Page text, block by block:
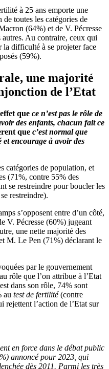
à 25 ans emporte une
toutes les catégories de
(64%) et de V. Pécresse
Au contraire, ceux qui
la difficulté à se projeter face
(59%).
une majorité
de l’Etat
que ce n’est pas le rôle de
des enfants, chacun fait ce
que c’est normal que
encourage à avoir des
catégories de population, et
(71%, contre 55% des
se restreindre pour boucler les
restreindre).
s’opposent entre d’un côté,
V. Pécresse (60%) jugeant
une nette majorité des
M. Le Pen (71%) déclarant le
par le gouvernement
rôle que l’on attribue à l’Etat
dans son rôle, 74% sont
au test de fertilité(contre
rejettent l’action de l’Etat sur
en force dans le débat public
annoncé pour 2023, qui
dès 2011. Parmi les très